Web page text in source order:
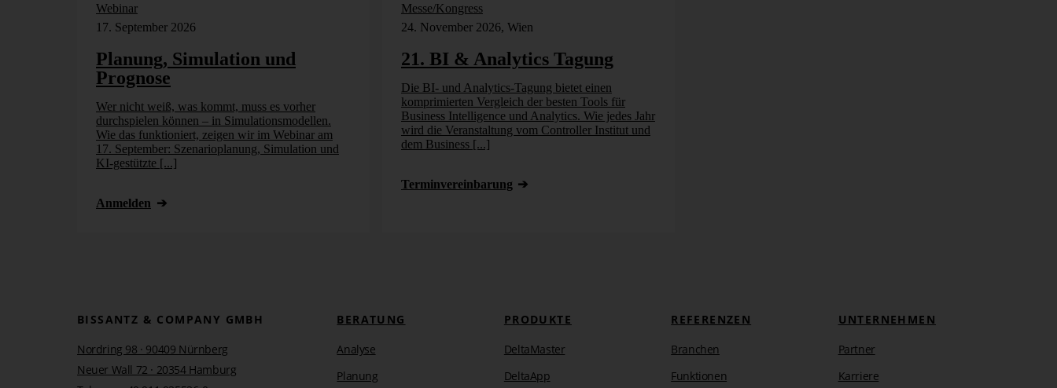
Webinar
17. September 2026
Planung, Simulation und
Prognose
Wer nicht weiß, was kommt, muss es vorher
durchspielen können – in Simulationsmodellen.
Wie das funktioniert, zeigen wir im Webinar am
17. September: Szenarioplanung, Simulation und
KI-gestützte [...]
Anmelden
Messe/Kongress
24. November 2026, Wien
21. BI & Analytics Tagung
Die BI- und Analytics-Tagung bietet einen
komprimierten Vergleich der besten Tools für
Business Intelligence und Analytics. Wie jedes Jahr
wird die Veranstaltung vom Controller Institut und
dem Business [...]
Termin­vereinbarung
BISSANTZ & COMPANY GMBH
Nordring 98 · 90409 Nürnberg
Neuer Wall 72 · 20354 Hamburg
BERATUNG
Analyse
Planung
PRODUKTE
DeltaMaster
DeltaApp
REFERENZEN
Branchen
Funktionen
UNTERNEHMEN
Partner
Karriere